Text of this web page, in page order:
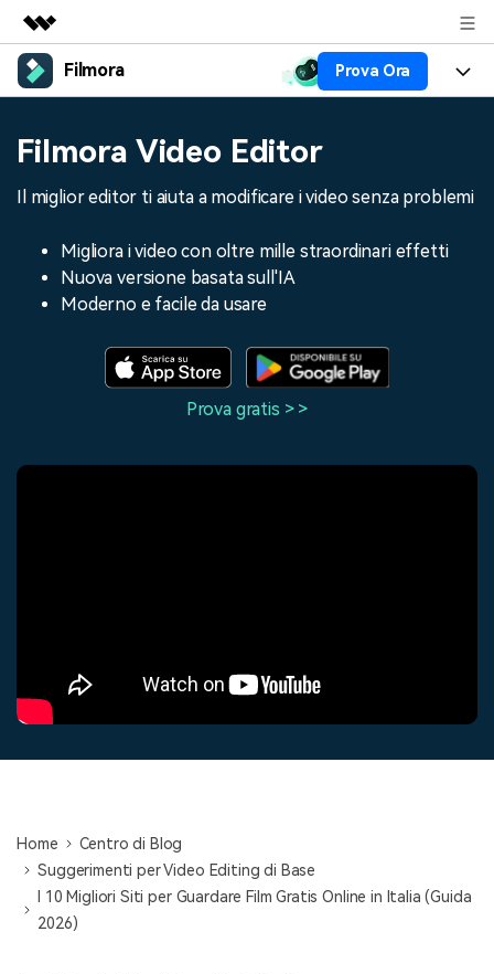
Prodotti in evidenza
Utilità
Soluzione
Filmora Prova Ora
Risorse
Audio
Risorse
Tip per Editing
Tip per Live-Streaming
Centro Aiuto
Siamo qui per aiutarti
Scopri come i nostri clienti
Filmora Video Editor
Il miglior editor ti aiuta a modificare i video senza problemi
Migliora i video con oltre mille straordinari effetti
Nuova versione basata sull'IA
Moderno e facile da usare
Prova gratis > >
Home
Centro di Blog
Suggerimenti per Video Editing di Base
I 10 Migliori Siti per Guardare Film Gratis Online in Italia (Guida
2026)